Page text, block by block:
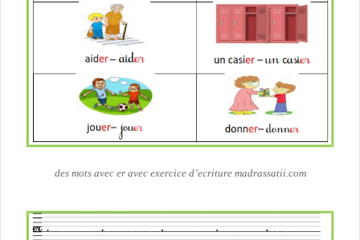
des mots avec er avec exercice d’ecriture madrassatii.com